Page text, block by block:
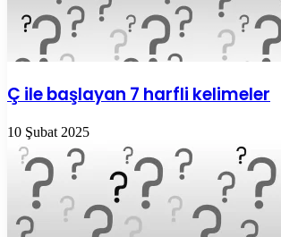
Ç ile başlayan 7 harfli kelimeler
10 Şubat 2025